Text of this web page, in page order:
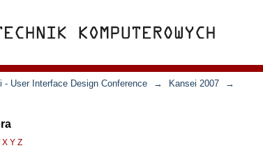
- User Interface Design Conference → Kansei 2007
→
X Y Z